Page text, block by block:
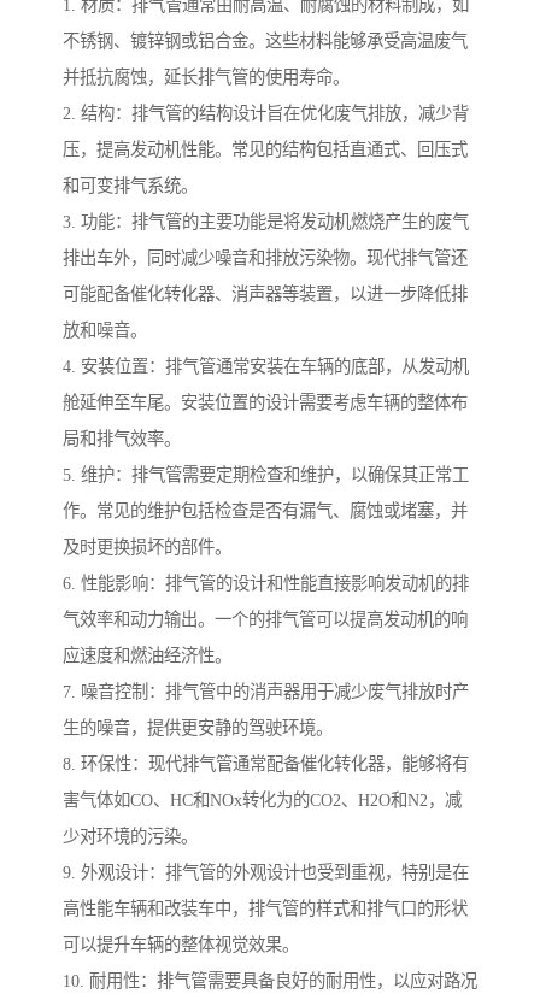
1. 材质：排气管通常由耐高温、耐腐蚀的材料制成，如
不锈钢、镀锌钢或铝合金。这些材料能够承受高温废气
并抵抗腐蚀，延长排气管的使用寿命。
2. 结构：排气管的结构设计旨在优化废气排放，减少背
压，提高发动机性能。常见的结构包括直通式、回压式
和可变排气系统。
3. 功能：排气管的主要功能是将发动机燃烧产生的废气
排出车外，同时减少噪音和排放污染物。现代排气管还
可能配备催化转化器、消声器等装置，以进一步降低排
放和噪音。
4. 安装位置：排气管通常安装在车辆的底部，从发动机
舱延伸至车尾。安装位置的设计需要考虑车辆的整体布
局和排气效率。
5. 维护：排气管需要定期检查和维护，以确保其正常工
作。常见的维护包括检查是否有漏气、腐蚀或堵塞，并
及时更换损坏的部件。
6. 性能影响：排气管的设计和性能直接影响发动机的排
气效率和动力输出。一个的排气管可以提高发动机的响
应速度和燃油经济性。
7. 噪音控制：排气管中的消声器用于减少废气排放时产
生的噪音，提供更安静的驾驶环境。
8. 环保性：现代排气管通常配备催化转化器，能够将有
害气体如CO、HC和NOx转化为的CO2、H2O和N2，减
少对环境的污染。
9. 外观设计：排气管的外观设计也受到重视，特别是在
高性能车辆和改装车中，排气管的样式和排气口的形状
可以提升车辆的整体视觉效果。
10. 耐用性：排气管需要具备良好的耐用性，以应对路况